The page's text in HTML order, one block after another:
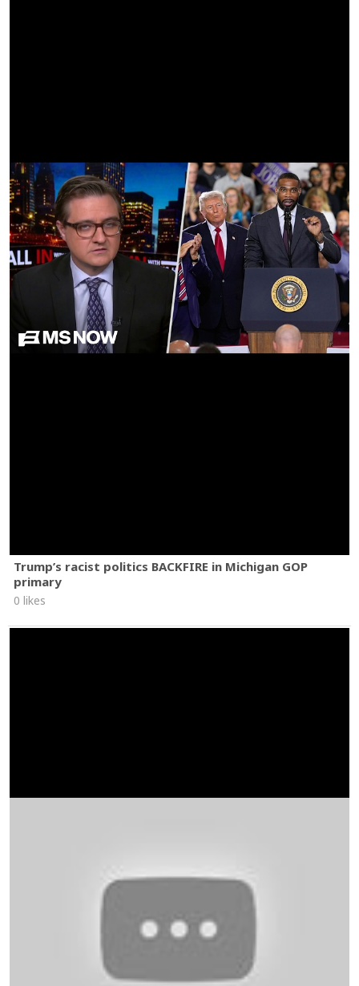
Trump’s racist politics BACKFIRE in Michigan GOP
primary
0 likes